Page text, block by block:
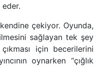
çekiyor. Oyunda,
sağlayan tek şey
için becerilerini
oynarken “çığlık